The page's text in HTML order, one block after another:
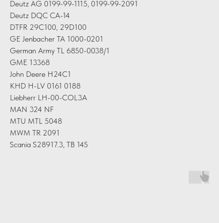
Deutz AG 0199-99-1115, 0199-99-2091
Deutz DQC CA-14
DTFR 29C100, 29D100
GE Jenbacher TA 1000-0201
German Army TL 6850-0038/1
GME 13368
John Deere H24C1
KHD H-LV 0161 0188
Liebherr LH-00-COL3A
MAN 324 NF
MTU MTL 5048
MWM TR 2091
Scania S28917.3, TB 145